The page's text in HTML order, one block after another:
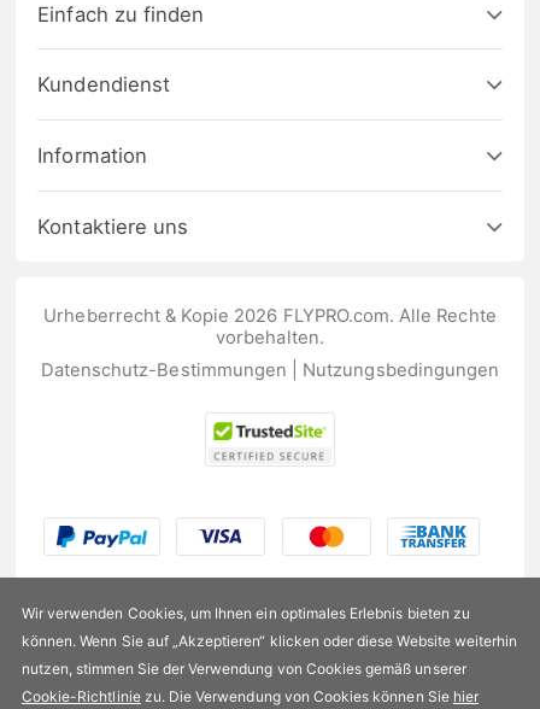
Einfach zu finden
Kundendienst
Information
Kontaktiere uns
Urheberrecht & Kopie 2026 FLYPRO.com. Alle Rechte
vorbehalten.
Datenschutz-Bestimmungen
Nutzungsbedingungen
Wir verwenden Cookies, um Ihnen ein optimales Erlebnis bieten zu
können. Wenn Sie auf „Akzeptieren“ klicken oder diese Website weiterhin
nutzen, stimmen Sie der Verwendung von Cookies gemäß unserer
Cookie-Richtliniezu. Die Verwendung von Cookies können Sie hier